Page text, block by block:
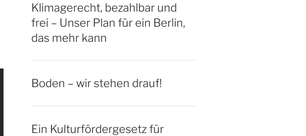
Klimagerecht, bezahlbar und
frei – Unser Plan für ein Berlin,
das mehr kann
Boden – wir stehen drauf!
Ein Kulturfördergesetz für